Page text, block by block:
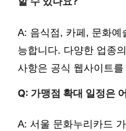
A: 음식점, 카페, 문화
능합니다. 다양한 업종
사항은 공식 웹사이트
Q: 가맹점 확대 일정은
A: 서울 문화누리카드